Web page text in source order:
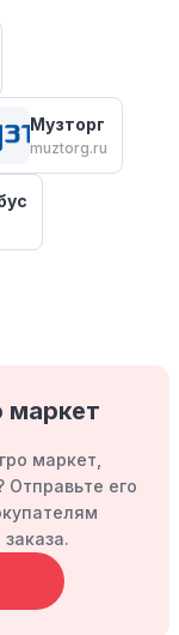
Музторг
muztorg.ru
маркет
маркет,
его